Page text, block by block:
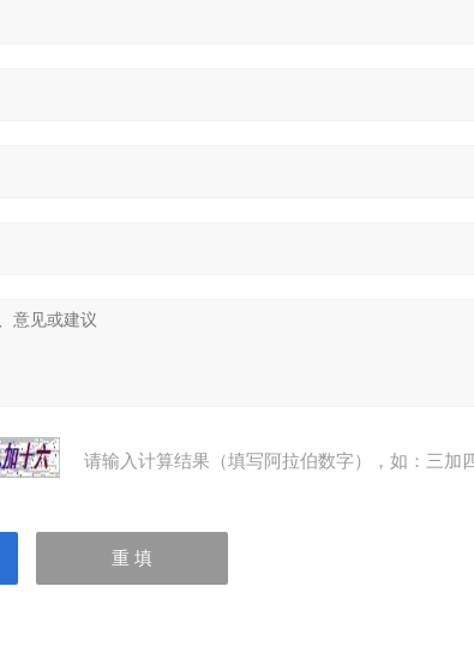
请输入计算结果（填写阿拉伯数字），如：三加